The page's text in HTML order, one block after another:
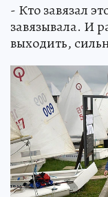
- Кто завязал
завязывала. И
выходить,